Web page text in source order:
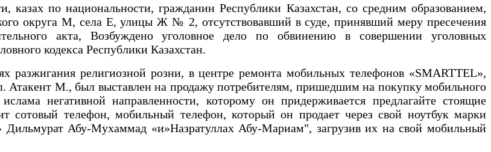
казах по национальности, гражданин Республики Казахстан, со средним образованием,
округа М, села Е, улицы Ж № 2, отсутствовавший в суде, принявший меру пресечения
акта, Возбуждено уголовное дело по обвинению в совершении уголовных
кодекса Республики Казахстан.
религиозной розни, в центре ремонта мобильных телефонов «SMARTTEL»,
Атакент М., был выставлен на продажу потребителям, пришедшим на покупку мобильного
негативной направленности, которому он придерживается предлагайте стоящие
сотовый телефон, мобильный телефон, который он продает через свой ноутбук марки
Дильмурат Абу-Мухаммад «и»Назратуллах Абу-Мариам", загрузив их на свой мобильный